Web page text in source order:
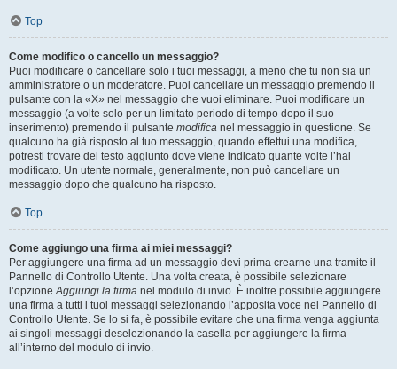
Top
Come modifico o cancello un messaggio?
Puoi modificare o cancellare solo i tuoi messaggi, a meno che tu non sia un
amministratore o un moderatore. Puoi cancellare un messaggio premendo il
pulsante con la «X» nel messaggio che vuoi eliminare. Puoi modificare un
messaggio (a volte solo per un limitato periodo di tempo dopo il suo
inserimento) premendo il pulsante modifica nel messaggio in questione. Se
qualcuno ha già risposto al tuo messaggio, quando effettui una modifica,
potresti trovare del testo aggiunto dove viene indicato quante volte l’hai
modificato. Un utente normale, generalmente, non può cancellare un
messaggio dopo che qualcuno ha risposto.
Top
Come aggiungo una firma ai miei messaggi?
Per aggiungere una firma ad un messaggio devi prima crearne una tramite il
Pannello di Controllo Utente. Una volta creata, è possibile selezionare
l’opzioneAggiungi la firma nel modulo di invio. È inoltre possibile aggiungere
una firma a tutti i tuoi messaggi selezionando l’apposita voce nel Pannello di
Controllo Utente. Se lo si fa, è possibile evitare che una firma venga aggiunta
ai singoli messaggi deselezionando la casella per aggiungere la firma
all’interno del modulo di invio.